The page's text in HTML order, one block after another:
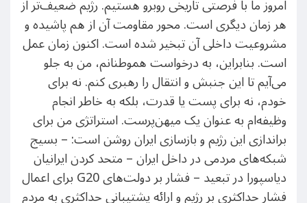
امروز ما با فرصتی تاریخی روبرو هستیم. رژیم ضعیف‌تر از
هر زمان دیگری است. محور مقاومت آن از هم پاشیده و
مشروعیت داخلی آن تبخیر شده است. اکنون زمان عمل
است. بنابراین، به درخواست هموطنانم، من به جلو
می‌آیم تا این جنبش و انتقال را رهبری کنم. نه برای
خودم، نه برای پست یا قدرت، بلکه به خاطر انجام
وظیفه‌ام به عنوان یک میهن‌پرست. استراتژی من برای
براندازی این رژیم و بازسازی ایران روشن است: – بسیج
شبکه‌های مردمی در داخل ایران – متحد کردن ایرانیان
دیاسپورا در تبعید – فشار بر دولت‌های G20 برای اعمال
فشار حداکثری بر رژیم و ارائه پشتیبانی حداکثری به مردم